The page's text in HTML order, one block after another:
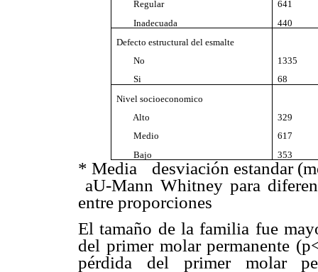
Regular
Inadecuada
641
440
Defecto estructural del esmalte
No
Si
1335
68
Nivel socioeconomico
Alto
Medio
Bajo
329
617
353
* Media
desviación estandar
aU-Mann Whitney para
entre proporciones
El tamaño de la familia fue
del primer molar permanente
pérdida del primer molar